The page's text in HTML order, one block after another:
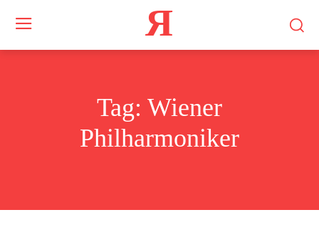
Я
Tag: Wiener
Philharmoniker